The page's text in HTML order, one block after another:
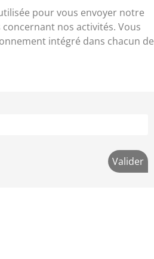
pour vous envoyer notre
nos activités. Vous
intégré dans chacun de